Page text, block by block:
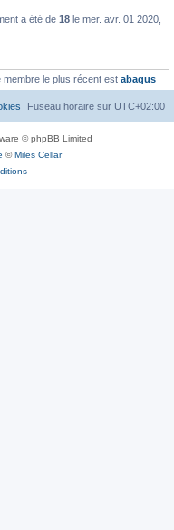
a été de 18 le mer. avr. 01 2020,
membre le plus récent est abaqus
Fuseau horaire sur UTC+02:00
© phpBB Limited
©Miles Cellar